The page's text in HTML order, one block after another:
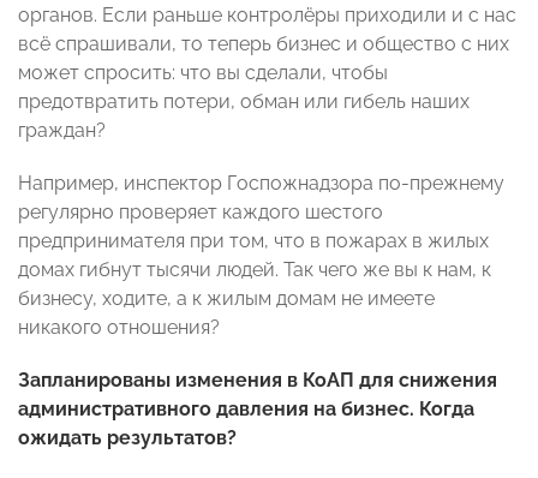
органов. Если раньше контролёры приходили и с нас
всё спрашивали, то теперь бизнес и общество с них
может спросить: что вы сделали, чтобы
предотвратить потери, обман или гибель наших
граждан?
Например, инспектор Госпожнадзора по-прежнему
регулярно проверяет каждого шестого
предпринимателя при том, что в пожарах в жилых
домах гибнут тысячи людей. Так чего же вы к нам, к
бизнесу, ходите, а к жилым домам не имеете
никакого отношения?
Запланированы изменения в КоАП для снижения
административного давления на бизнес. Когда
ожидать результатов?